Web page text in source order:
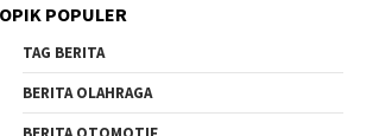
POPULER
TAG BERITA
BERITA OLAHRAGA